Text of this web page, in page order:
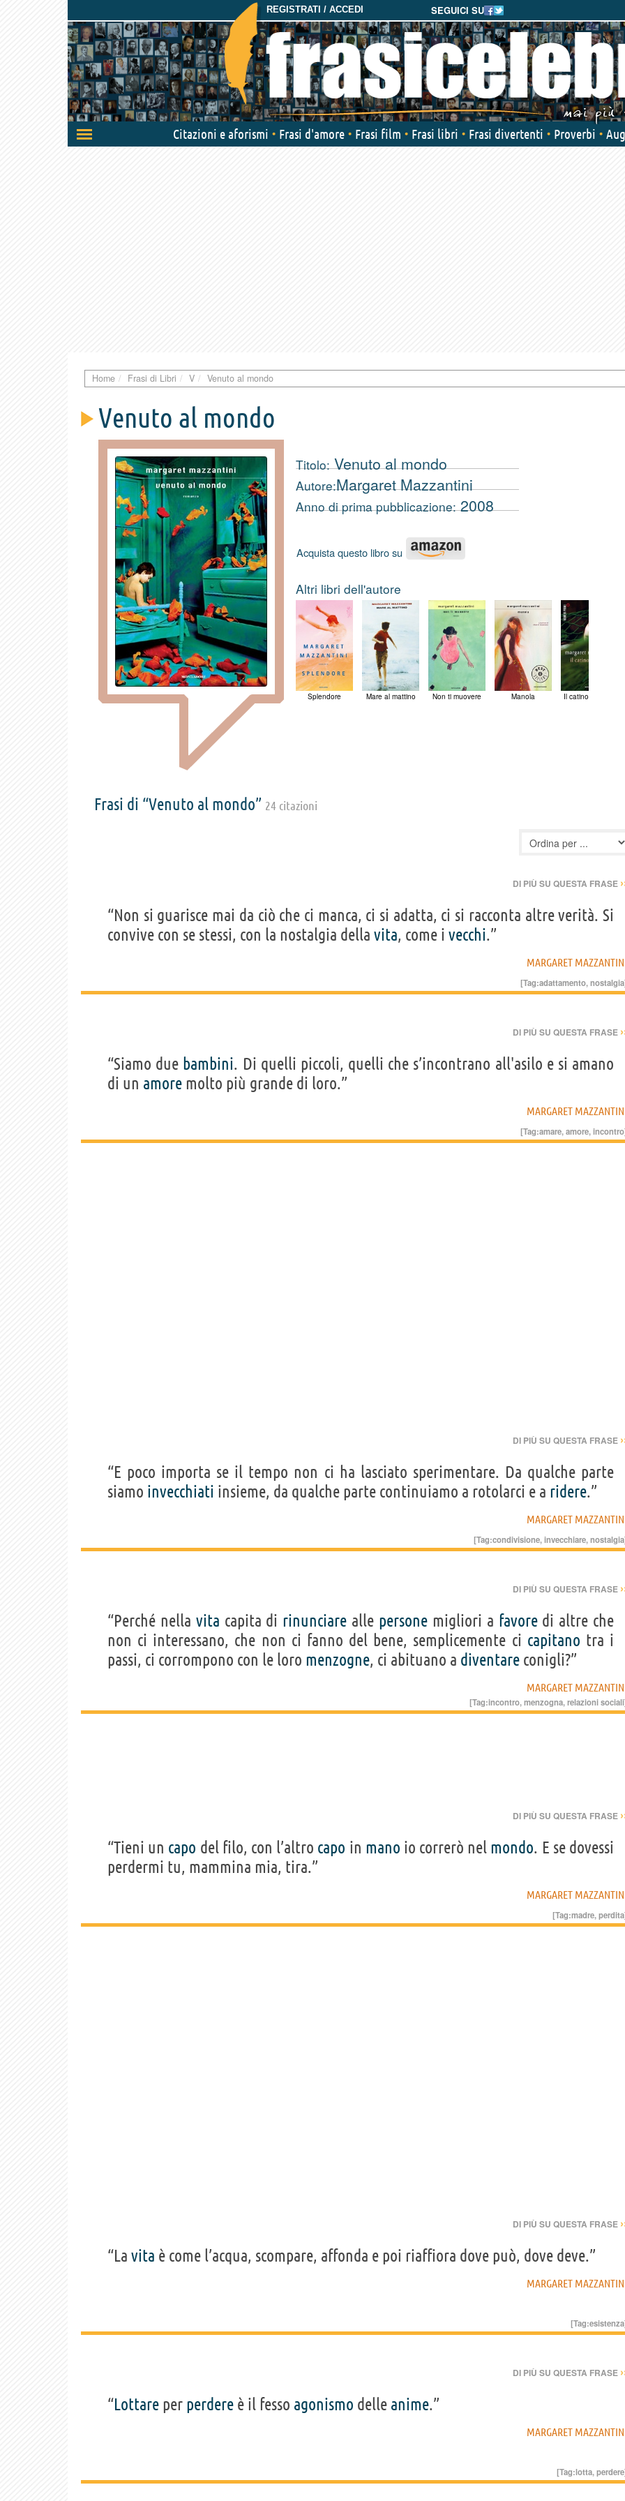
SEGUICI SU
REGISTRATI / ACCEDI
Attiva/disattiva
navigazione
Citazioni e aforismi Frasi d'amore Frasi film Frasi libri Frasi divertenti Proverbi
Home Frasi di Libri V Venuto al mondo
Venuto al mondo
Titolo:Venuto al mondo
Autore:Margaret Mazzantini
Anno di prima pubblicazione:2008
Acquista questo libro su
Altri libri dell'autore
Splendore Mare al mattino Non ti muovere Manola Il catino di zinco
Frasi di “Venuto al mondo” 24 citazioni
DI PIÙ SU QUESTA FRASE
“Non si guarisce mai da ciò che ci manca, ci si adatta, ci si racconta altre verità. Si
convive con se stessi, con la nostalgia della vita, come i vecchi.”
MARGARET
[Tag:adattamento,nostalgia
DI PIÙ SU QUESTA FRASE
“Siamo due bambini. Di quelli piccoli, quelli che s’incontrano all'asilo e si amano
di un amore molto più grande di loro.”
MARGARET
[Tag:amare,amore,incontro
DI PIÙ SU QUESTA FRASE
“E poco importa se il tempo non ci ha lasciato sperimentare. Da qualche parte
siamo invecchiati insieme, da qualche parte continuiamo a rotolarci e a ridere.”
MARGARET
[Tag:condivisione,invecchiare,nostalgia
DI PIÙ SU QUESTA FRASE
“Perché nella vita capita di rinunciare alle personemigliori a favoredi altre che
non ci interessano, che non ci fanno del bene, semplicemente ci capitano tra i
passi, ci corrompono con le loro menzogne, ci abituano a diventare conigli?”
MARGARET
[Tag:incontro,menzogna,relazioni sociali
DI PIÙ SU QUESTA FRASE
“Tieni un capo del filo, con l’altro capo in mano io correrò nel mondo. E se dovessi
perdermi tu, mammina mia, tira.”
MARGARET
[Tag:madre,perdita
DI PIÙ SU QUESTA FRASE
“La vita è come l’acqua, scompare, affonda e poi riaffiora dove può, dove deve.”
MARGARET
[Tag:esistenza
DI PIÙ SU QUESTA FRASE
“Lottare per perdere è il fesso agonismo delle anime.”
MARGARET
[Tag:lotta,perdere